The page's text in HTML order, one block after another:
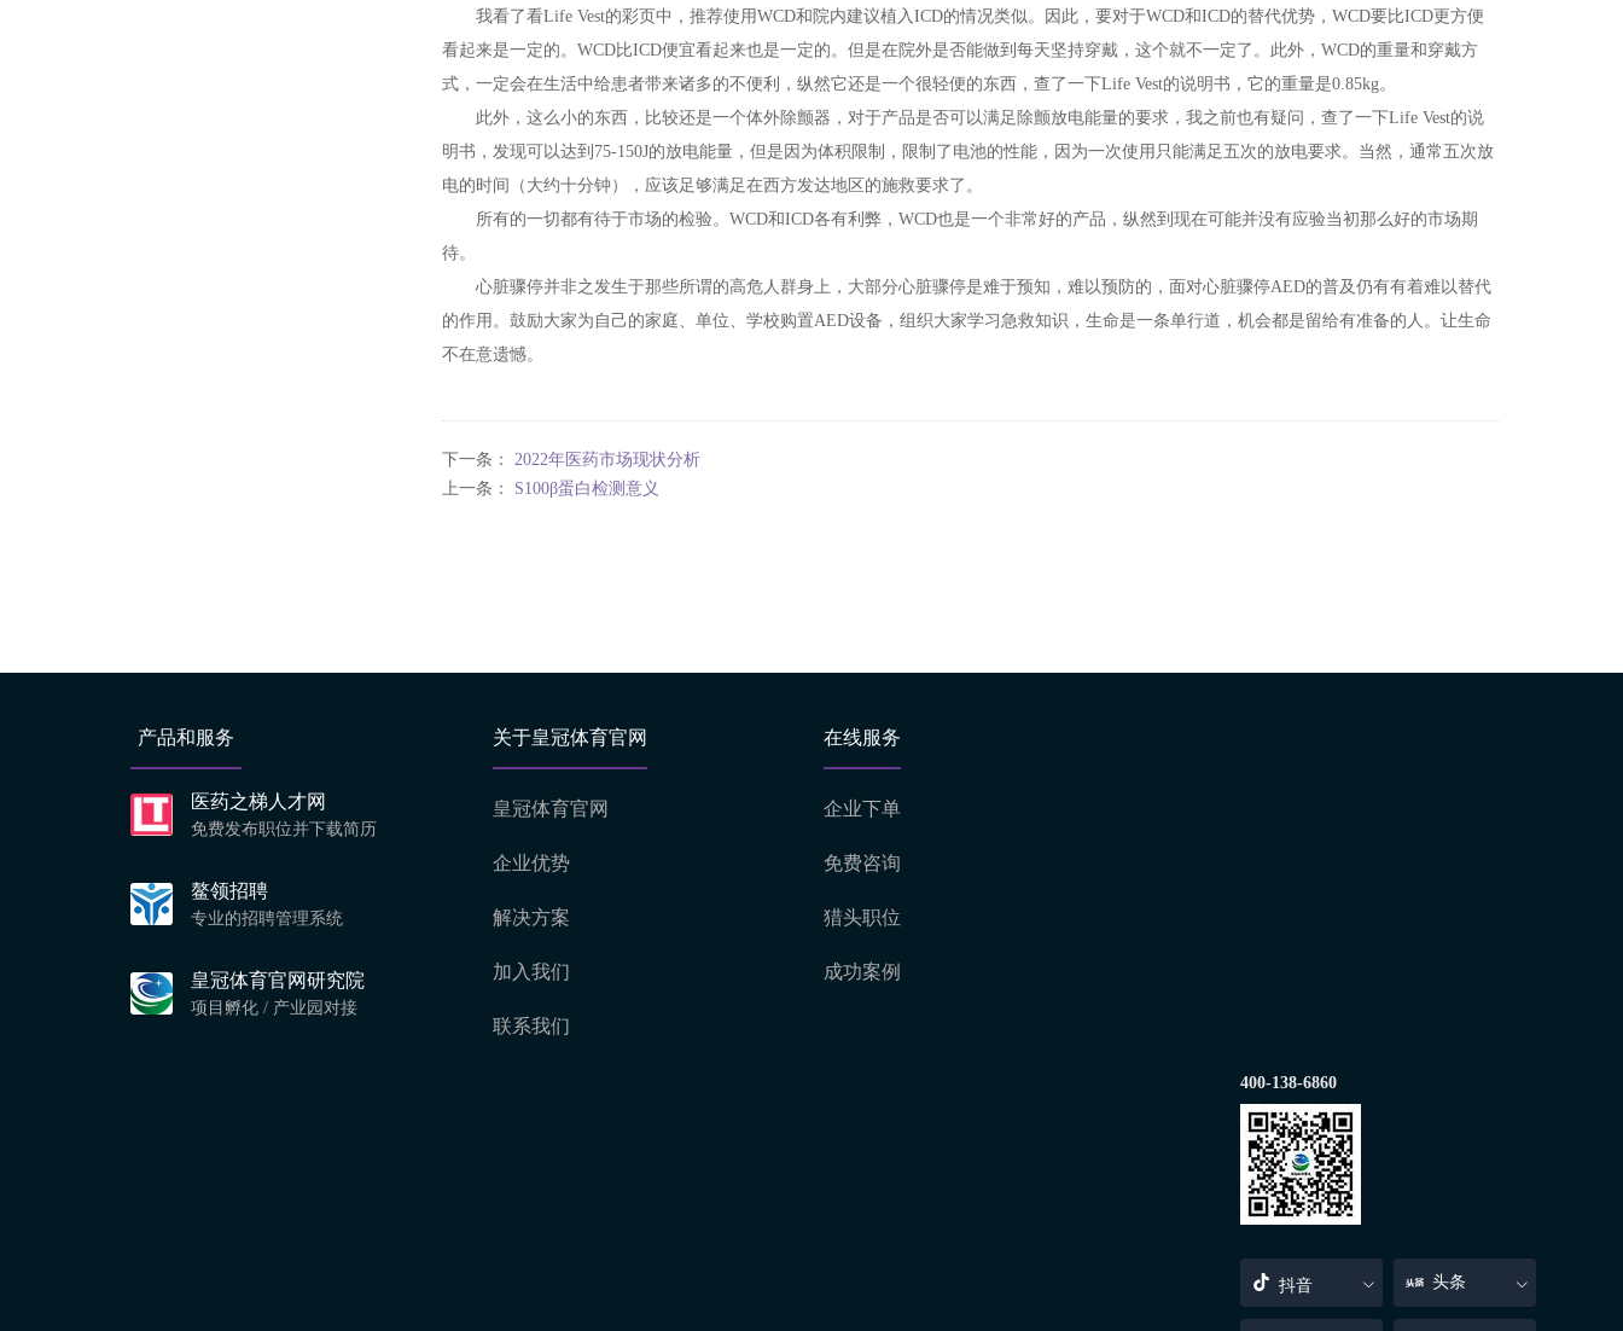
我看了看Life Vest的彩页中，推荐使用WCD和院内建议植入ICD的情况类似。因此，要对于WCD和ICD的替代优势，WCD要比ICD更方便
看起来是一定的。WCD比ICD便宜看起来也是一定的。但是在院外是否能做到每天坚持穿戴，这个就不一定了。此外，WCD的重量和穿戴方
式，一定会在生活中给患者带来诸多的不便利，纵然它还是一个很轻便的东西，查了一下Life Vest的说明书，它的重量是0.85kg。
此外，这么小的东西，比较还是一个体外除颤器，对于产品是否可以满足除颤放电能量的要求，我之前也有疑问，查了一下Life Vest的说
明书，发现可以达到75-150J的放电能量，但是因为体积限制，限制了电池的性能，因为一次使用只能满足五次的放电要求。当然，通常五次放
电的时间（大约十分钟），应该足够满足在西方发达地区的施救要求了。
所有的一切都有待于市场的检验。WCD和ICD各有利弊，WCD也是一个非常好的产品，纵然到现在可能并没有应验当初那么好的市场期
待。
心脏骤停并非之发生于那些所谓的高危人群身上，大部分心脏骤停是难于预知，难以预防的，面对心脏骤停AED的普及仍有有着难以替代
的作用。鼓励大家为自己的家庭、单位、学校购置AED设备，组织大家学习急救知识，生命是一条单行道，机会都是留给有准备的人。让生命
不在意遗憾。
下一条： 2022年医药市场现状分析
上一条： S100β蛋白检测意义
产品和服务
医药之梯人才网
免费发布职位并下载简历
鳌领招聘
专业的招聘管理系统
皇冠体育官网研究院
项目孵化 / 产业园对接
关于皇冠体育官网
皇冠体育官网
企业优势
解决方案
加入我们
联系我们
在线服务
企业下单
免费咨询
猎头职位
成功案例
400-138-6860
抖音 头条